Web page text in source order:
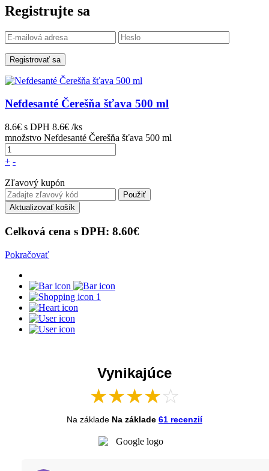
Registrujte sa
Registrovať sa
Nefdesanté Čerešňa šťava 500 ml
8.6€ s DPH 8.6€ /ks
množstvo Nefdesanté Čerešňa šťava 500 ml
+ -
Zľavový kupón
Použiť
Aktualizovať košík
Celková cena s DPH: 8.60€
Pokračovať
1
Vynikajúce
★★★★☆
Na základe Na základe 61 recenzií